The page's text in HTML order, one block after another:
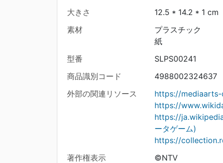
大きさ
12.5 * 14.2 * 1 cm
素材
プラスチック
紙
型番
SLPS00241
商品識別コード
4988002324637
外部の関連リソース
https://
https://
https://
ータゲーム)
https://
著作権表示
©NTV